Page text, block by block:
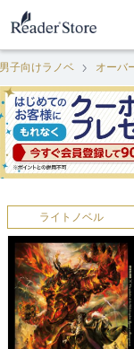
男子向けラノベ オーバ
ライトノベル